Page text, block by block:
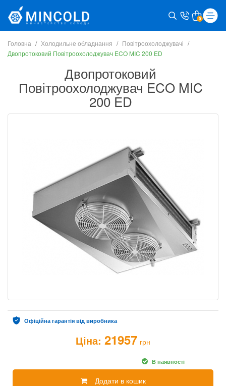
0
Головна Холодильне обладнання
Повітроохолоджувачі
Двопротоковий Повітроохолоджувач ECO MIC 200 ED
Двопротоковий
Повітроохолоджувач ECO MIC
200 ED
Офіційна гарантія від виробника
Ціна: 21957 грн
В наявності
Додати в кошик